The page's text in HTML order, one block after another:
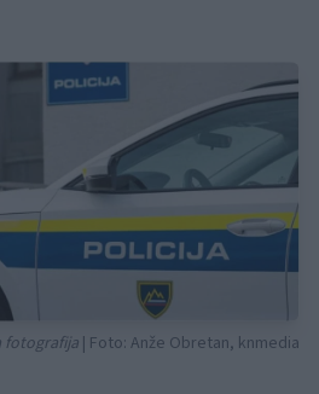
fotografija| Foto: Anže Obretan, knmedia